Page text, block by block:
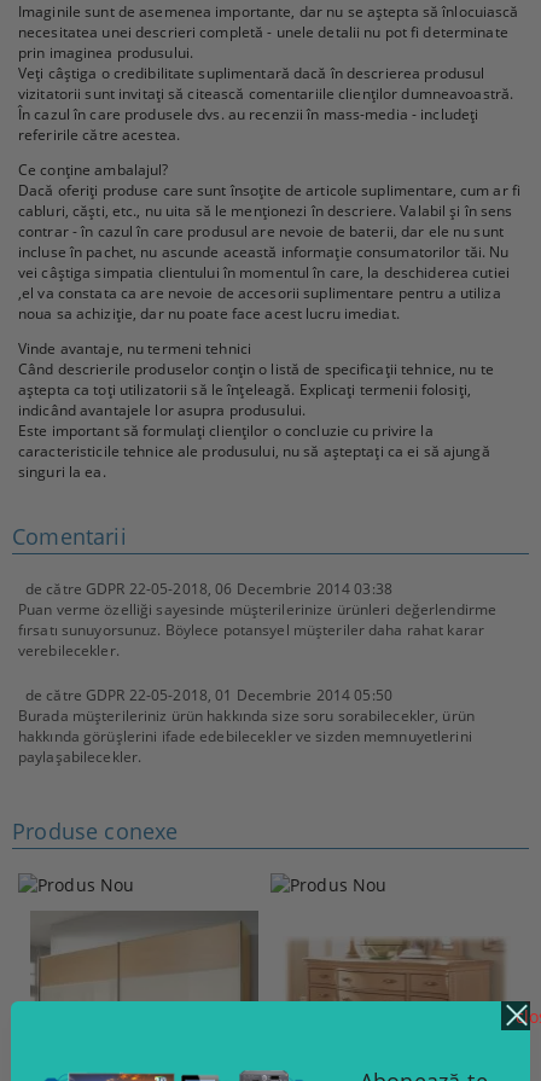
Imaginile sunt de asemenea importante, dar nu se aștepta să înlocuiască
necesitatea unei descrieri completă - unele detalii nu pot fi determinate
prin imaginea produsului.
Veți câștiga o credibilitate suplimentară dacă în descrierea produsul
vizitatorii sunt invitați să citească comentariile clienților dumneavoastră.
În cazul în care produsele dvs. au recenzii în mass-media - includeți
referirile către acestea.
Ce conține ambalajul?
Dacă oferiți produse care sunt însoțite de articole suplimentare, cum ar fi
cabluri, căști, etc., nu uita să le menționezi în descriere. Valabil și în sens
contrar - în cazul în care produsul are nevoie de baterii, dar ele nu sunt
incluse în pachet, nu ascunde această informație consumatorilor tăi. Nu
vei câștiga simpatia clientului în momentul în care, la deschiderea cutiei
,el va constata ca are nevoie de accesorii suplimentare pentru a utiliza
noua sa achiziție, dar nu poate face acest lucru imediat.
Vinde avantaje, nu termeni tehnici
Când descrierile produselor conțin o listă de specificații tehnice, nu te
aștepta ca toți utilizatorii să le înțeleagă. Explicați termenii folosiți,
indicând avantajele lor asupra produsului.
Este important să formulați clienților o concluzie cu privire la
caracteristicile tehnice ale produsului, nu să așteptați ca ei să ajungă
singuri la ea.
Comentarii
de către GDPR 22-05-2018,06 Decembrie 2014 03:38
Puan verme özelliği sayesinde müşterilerinize ürünleri değerlendirme
fırsatı sunuyorsunuz. Böylece potansyel müşteriler daha rahat karar
verebilecekler.
de către GDPR 22-05-2018,01 Decembrie 2014 05:50
Burada müşterileriniz ürün hakkında size soru sorabilecekler, ürün
hakkında görüşlerini ifade edebilecekler ve sizden memnuyetlerini
paylaşabilecekler.
Produse conexe